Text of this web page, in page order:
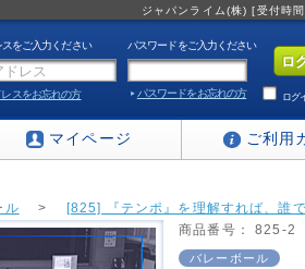
ジャパンライム(株) [受付時
スをご入力ください パスワードをご入力ください
レスをお忘れの方 パスワードをお忘れの方 ログ
マイページ ご利用
ル > [825] 『テンポ』を理解すれば、誰
商品番号： 825-2
バレーボール